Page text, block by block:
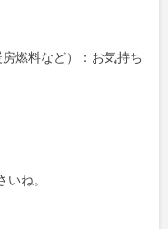
燃料など）：お気持ち
ね。